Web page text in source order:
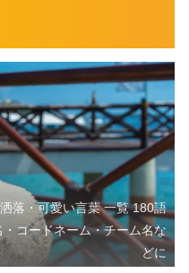
落・可愛い言葉 一覧 180語
コードネーム・チーム名な
どに